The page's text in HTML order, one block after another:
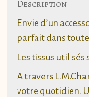
Description
Envie d’un
parfait dans
Les tissus
A travers
votre quotidien.